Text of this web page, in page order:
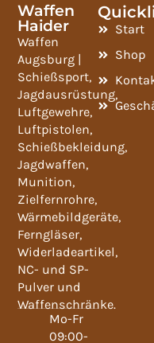
Waffen
Haider
Waffen
Augsburg |
Schießsport,
Jagdausrüstung,
Luftgewehre,
Luftpistolen,
Schießbekleidung,
Jagdwaffen,
Munition,
Zielfernrohre,
Wärmebildgeräte,
Ferngläser,
Widerladeartikel,
NC- und SP-
Pulver und
Waffenschränke.
Mo-Fr
09:00-
Start
Shop